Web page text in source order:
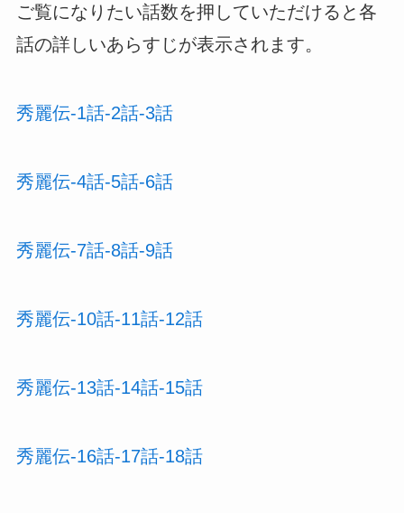
ご覧になりたい話数を押していただけると各
話の詳しいあらすじが表示されます。
秀麗伝-1話-2話-3話
秀麗伝-4話-5話-6話
秀麗伝-7話-8話-9話
秀麗伝-10話-11話-12話
秀麗伝-13話-14話-15話
秀麗伝-16話-17話-18話